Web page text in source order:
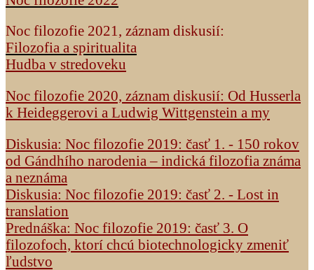
Noc filozofie 2021, záznam diskusií:
Filozofia a spiritualita
Hudba v stredoveku
Noc filozofie 2020, záznam diskusií: Od Husserla
k Heideggerovi a Ludwig Wittgenstein a my
Diskusia: Noc filozofie 2019: časť 1. - 150 rokov
od Gándhího narodenia – indická filozofia známa
a neznáma
Diskusia: Noc filozofie 2019: časť 2. - Lost in
translation
Prednáška: Noc filozofie 2019: časť 3. O
filozofoch, ktorí chcú biotechnologicky zmeniť
ľudstvo